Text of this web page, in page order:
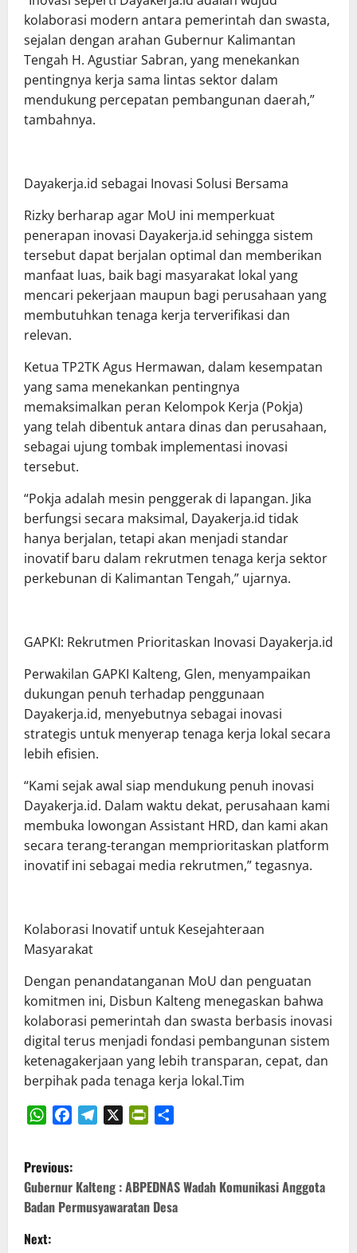
kolaborasi modern antara pemerintah dan swasta,
sejalan dengan arahan Gubernur Kalimantan
Tengah H. Agustiar Sabran, yang menekankan
pentingnya kerja sama lintas sektor dalam
mendukung percepatan pembangunan daerah,”
tambahnya.
Dayakerja.id sebagai Inovasi Solusi Bersama
Rizky berharap agar MoU ini memperkuat
penerapan inovasi Dayakerja.id sehingga sistem
tersebut dapat berjalan optimal dan memberikan
manfaat luas, baik bagi masyarakat lokal yang
mencari pekerjaan maupun bagi perusahaan yang
membutuhkan tenaga kerja terverifikasi dan
relevan.
Ketua TP2TK Agus Hermawan, dalam kesempatan
yang sama menekankan pentingnya
memaksimalkan peran Kelompok Kerja (Pokja)
yang telah dibentuk antara dinas dan perusahaan,
sebagai ujung tombak implementasi inovasi
tersebut.
“Pokja adalah mesin penggerak di lapangan. Jika
berfungsi secara maksimal, Dayakerja.id tidak
hanya berjalan, tetapi akan menjadi standar
inovatif baru dalam rekrutmen tenaga kerja sektor
perkebunan di Kalimantan Tengah,” ujarnya.
GAPKI: Rekrutmen Prioritaskan Inovasi Dayakerja.id
Perwakilan GAPKI Kalteng, Glen, menyampaikan
dukungan penuh terhadap penggunaan
Dayakerja.id, menyebutnya sebagai inovasi
strategis untuk menyerap tenaga kerja lokal secara
lebih efisien.
“Kami sejak awal siap mendukung penuh inovasi
Dayakerja.id. Dalam waktu dekat, perusahaan kami
membuka lowongan Assistant HRD, dan kami akan
secara terang-terangan memprioritaskan platform
inovatif ini sebagai media rekrutmen,” tegasnya.
Kolaborasi Inovatif untuk Kesejahteraan
Masyarakat
Dengan penandatanganan MoU dan penguatan
komitmen ini, Disbun Kalteng menegaskan bahwa
kolaborasi pemerintah dan swasta berbasis inovasi
digital terus menjadi fondasi pembangunan sistem
ketenagakerjaan yang lebih transparan, cepat, dan
berpihak pada tenaga kerja lokal.Tim
P
o
s
Previous:
Gubernur Kalteng : ABPEDNAS Wadah Komunikasi Anggota
Badan Permusyawaratan Desa
Next: